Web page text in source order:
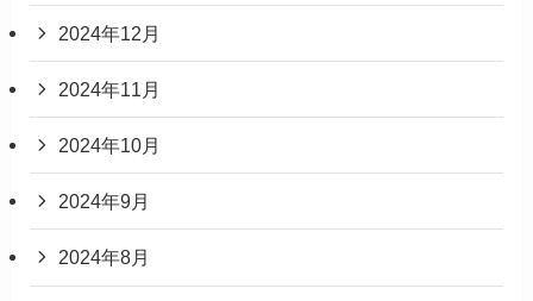
2024年12月
2024年11月
2024年10月
2024年9月
2024年8月